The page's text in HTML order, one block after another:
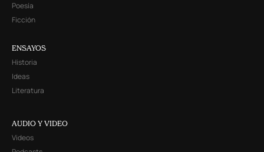
Poesía
Ficción
ENSAYOS
Historia
Ideas
Literatura
AUDIO Y VIDEO
Videos